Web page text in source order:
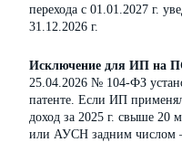
перехода с 01.01.2027 г.
31.12.2026 г.
Исключение для ИП на
25.04.2026 № 104-ФЗ
патенте. Если ИП
доход за 2025 г. свыше
или АУСН задним числом